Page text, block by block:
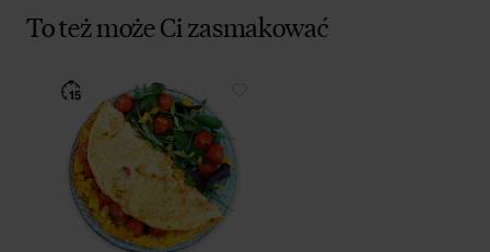
To też może Ci zasmakować